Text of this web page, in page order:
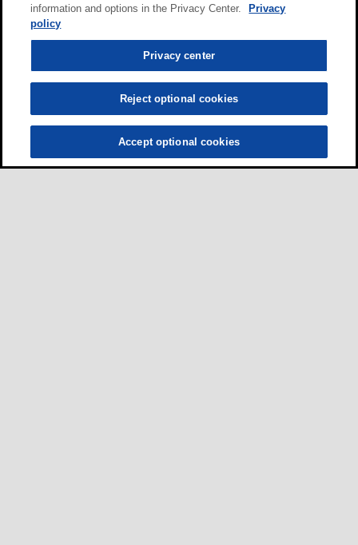
information and options in the Privacy Center.
Privacy
policy
Privacy center
Reject optional cookies
Accept optional cookies